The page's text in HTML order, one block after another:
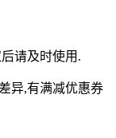
请及时使用.
异,有满减优惠券